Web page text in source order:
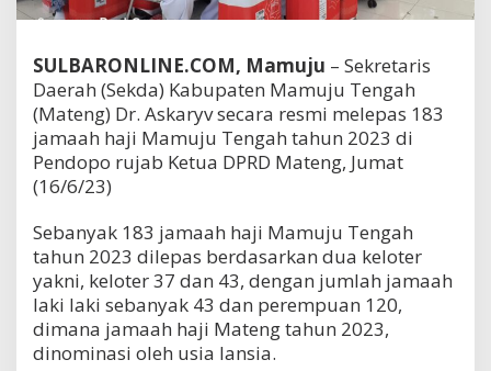
P
k
a
b
M
a
t
g
SULBARONLINE.COM, Mamuju – Sekretaris
Daerah (Sekda) Kabupaten Mamuju Tengah
(Mateng) Dr. Askaryv secara resmi melepas 183
jamaah haji Mamuju Tengah tahun 2023 di
Pendopo rujab Ketua DPRD Mateng, Jumat
(16/6/23)
Sebanyak 183 jamaah haji Mamuju Tengah
tahun 2023 dilepas berdasarkan dua keloter
yakni, keloter 37 dan 43, dengan jumlah jamaah
laki laki sebanyak 43 dan perempuan 120,
dimana jamaah haji Mateng tahun 2023,
dinominasi oleh usia lansia.